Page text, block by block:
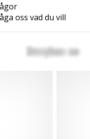
oss vad du vill